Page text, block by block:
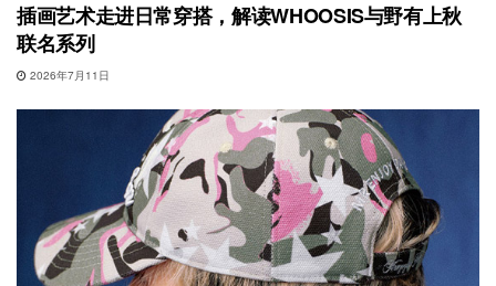
插画艺术走进日常穿搭，解读WHOOSIS与野有上秋
联名系列
2026年7月11日